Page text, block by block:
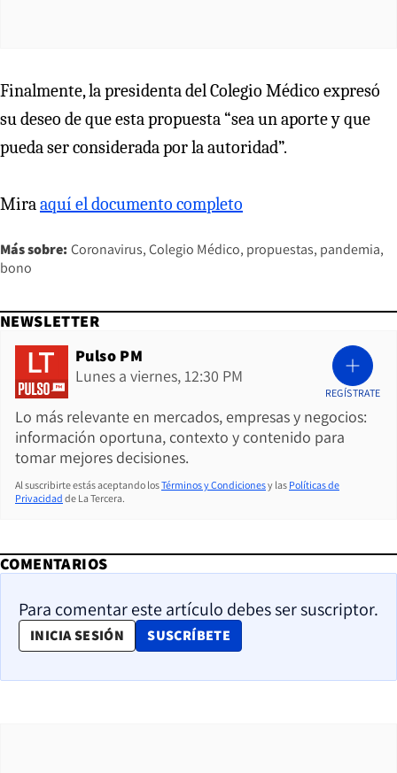
Finalmente, la presidenta del Colegio Médico expresó
su deseo de que esta propuesta “sea un aporte y que
pueda ser considerada por la autoridad”.
Miraaquí el documento completo
Más sobre: Coronavirus Colegio Médico propuestas pandemia
bono
NEWSLETTER
Pulso PM
Lunes a viernes, 12:30 PM
Lo más relevante en mercados, empresas y negocios:
información oportuna, contexto y contenido para
tomar mejores decisiones.
REGÍSTRATE
Al suscribirte estás aceptando losTérminos y Condicionesy las Políticas de
Privacidad de La Tercera.
COMENTARIOS
Para comentar este artículo debes ser suscriptor.
INICIA SESIÓN SUSCRÍBETE
OPENS IN NEW WINDOW